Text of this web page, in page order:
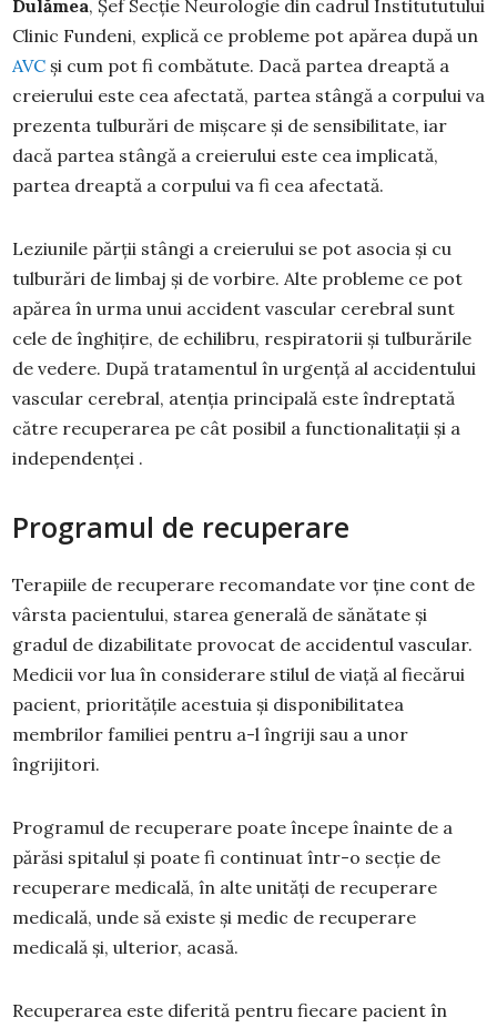
Dulămea, Șef Secție Neurologie din cadrul Institututului
Clinic Fundeni, explică ce probleme pot apărea după un
AVC și cum pot fi combătute. Dacă partea dreaptă a
creierului este cea afectată, partea stângă a corpului va
prezenta tulburări de mișcare și de sensibilitate, iar
dacă partea stângă a creierului este cea implicată,
partea dreaptă a corpului va fi cea afectată.
Leziunile părții stângi a creierului se pot asocia și cu
tulburări de limbaj și de vorbire. Alte probleme ce pot
apărea în urma unui accident vascular cerebral sunt
cele de înghițire, de echilibru, respiratorii și tulburările
de vedere. După tratamentul în urgență al accidentului
vascular cerebral, atenția principală este îndreptată
către recuperarea pe cât posibil a functionalitații și a
independenței .
Programul de recuperare
Terapiile de recuperare recomandate vor ține cont de
vârsta pacientului, starea generală de sănătate și
gradul de dizabilitate provocat de accidentul vascular.
Medicii vor lua în considerare stilul de viață al fiecărui
pacient, prioritățile acestuia și disponibilitatea
membrilor familiei pentru a-l îngriji sau a unor
îngrijitori.
Programul de recuperare poate începe înainte de a
părăsi spitalul și poate fi continuat într-o secție de
recuperare medicală, în alte unități de recuperare
medicală, unde să existe și medic de recuperare
medicală și, ulterior, acasă.
Recuperarea este diferită pentru fiecare pacient în